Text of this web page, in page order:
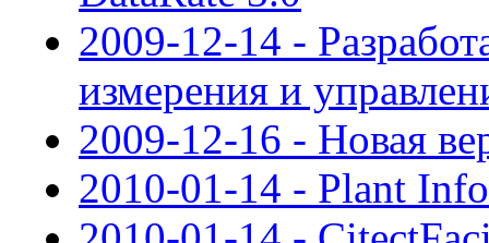
2009-12-14 -
измерения и
2009-12-16 - Новая
2010-01-14 - Plant